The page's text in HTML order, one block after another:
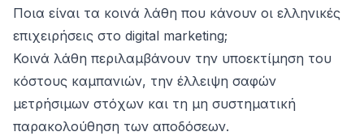
Ποια είναι τα κοινά λάθη που κάνουν οι ελληνικές
επιχειρήσεις στο digital marketing;
Κοινά λάθη περιλαμβάνουν την υποεκτίμηση του
κόστους καμπανιών, την έλλειψη σαφών
μετρήσιμων στόχων και τη μη συστηματική
παρακολούθηση των αποδόσεων.